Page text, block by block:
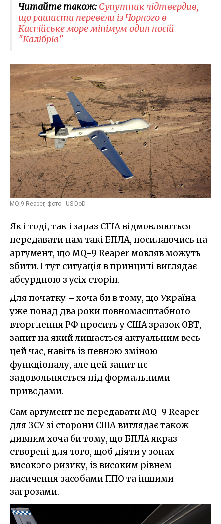
Читайте також:Супутник підтвердив,
що рашисти перевели із Чорного в
Каспійське море мінімум один носій
"Калібрів"
MQ-9 Reaper, фото - US DoD
Як і тоді, так і зараз США відмовляються
передавати нам такі БПЛА, посилаючись на
аргумент, що MQ-9 Reaper мовляв можуть
збити. І тут ситуація в принципі виглядає
абсурдною з усіх сторін.
Для початку – хоча би в тому, що Україна
уже понад два роки повномасштабного
вторгнення РФ просить у США зразок ОВТ,
запит на який лишається актуальним весь
цей час, навіть із певною зміною
функціоналу, але цей запит не
задовольняється під формальними
приводами.
Сам аргумент не передавати MQ-9 Reaper
для ЗСУ зі сторони США виглядає також
дивним хоча би тому, що БПЛА якраз
створені для того, щоб діяти у зонах
високого ризику, із високим рівнем
насичення засобами ППО та іншими
загрозами.